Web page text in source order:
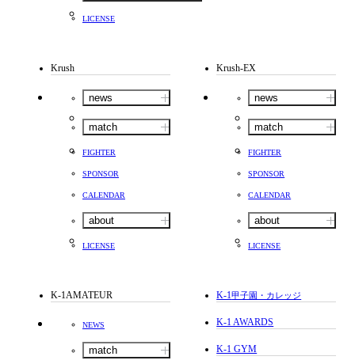
LICENSE
Krush
news
match
FIGHTER
SPONSOR
CALENDAR
about
LICENSE
Krush-EX
news
match
FIGHTER
SPONSOR
CALENDAR
about
LICENSE
K-1AMATEUR
NEWS
match
K-1甲子園・カレッジ
K-1 AWARDS
K-1 GYM